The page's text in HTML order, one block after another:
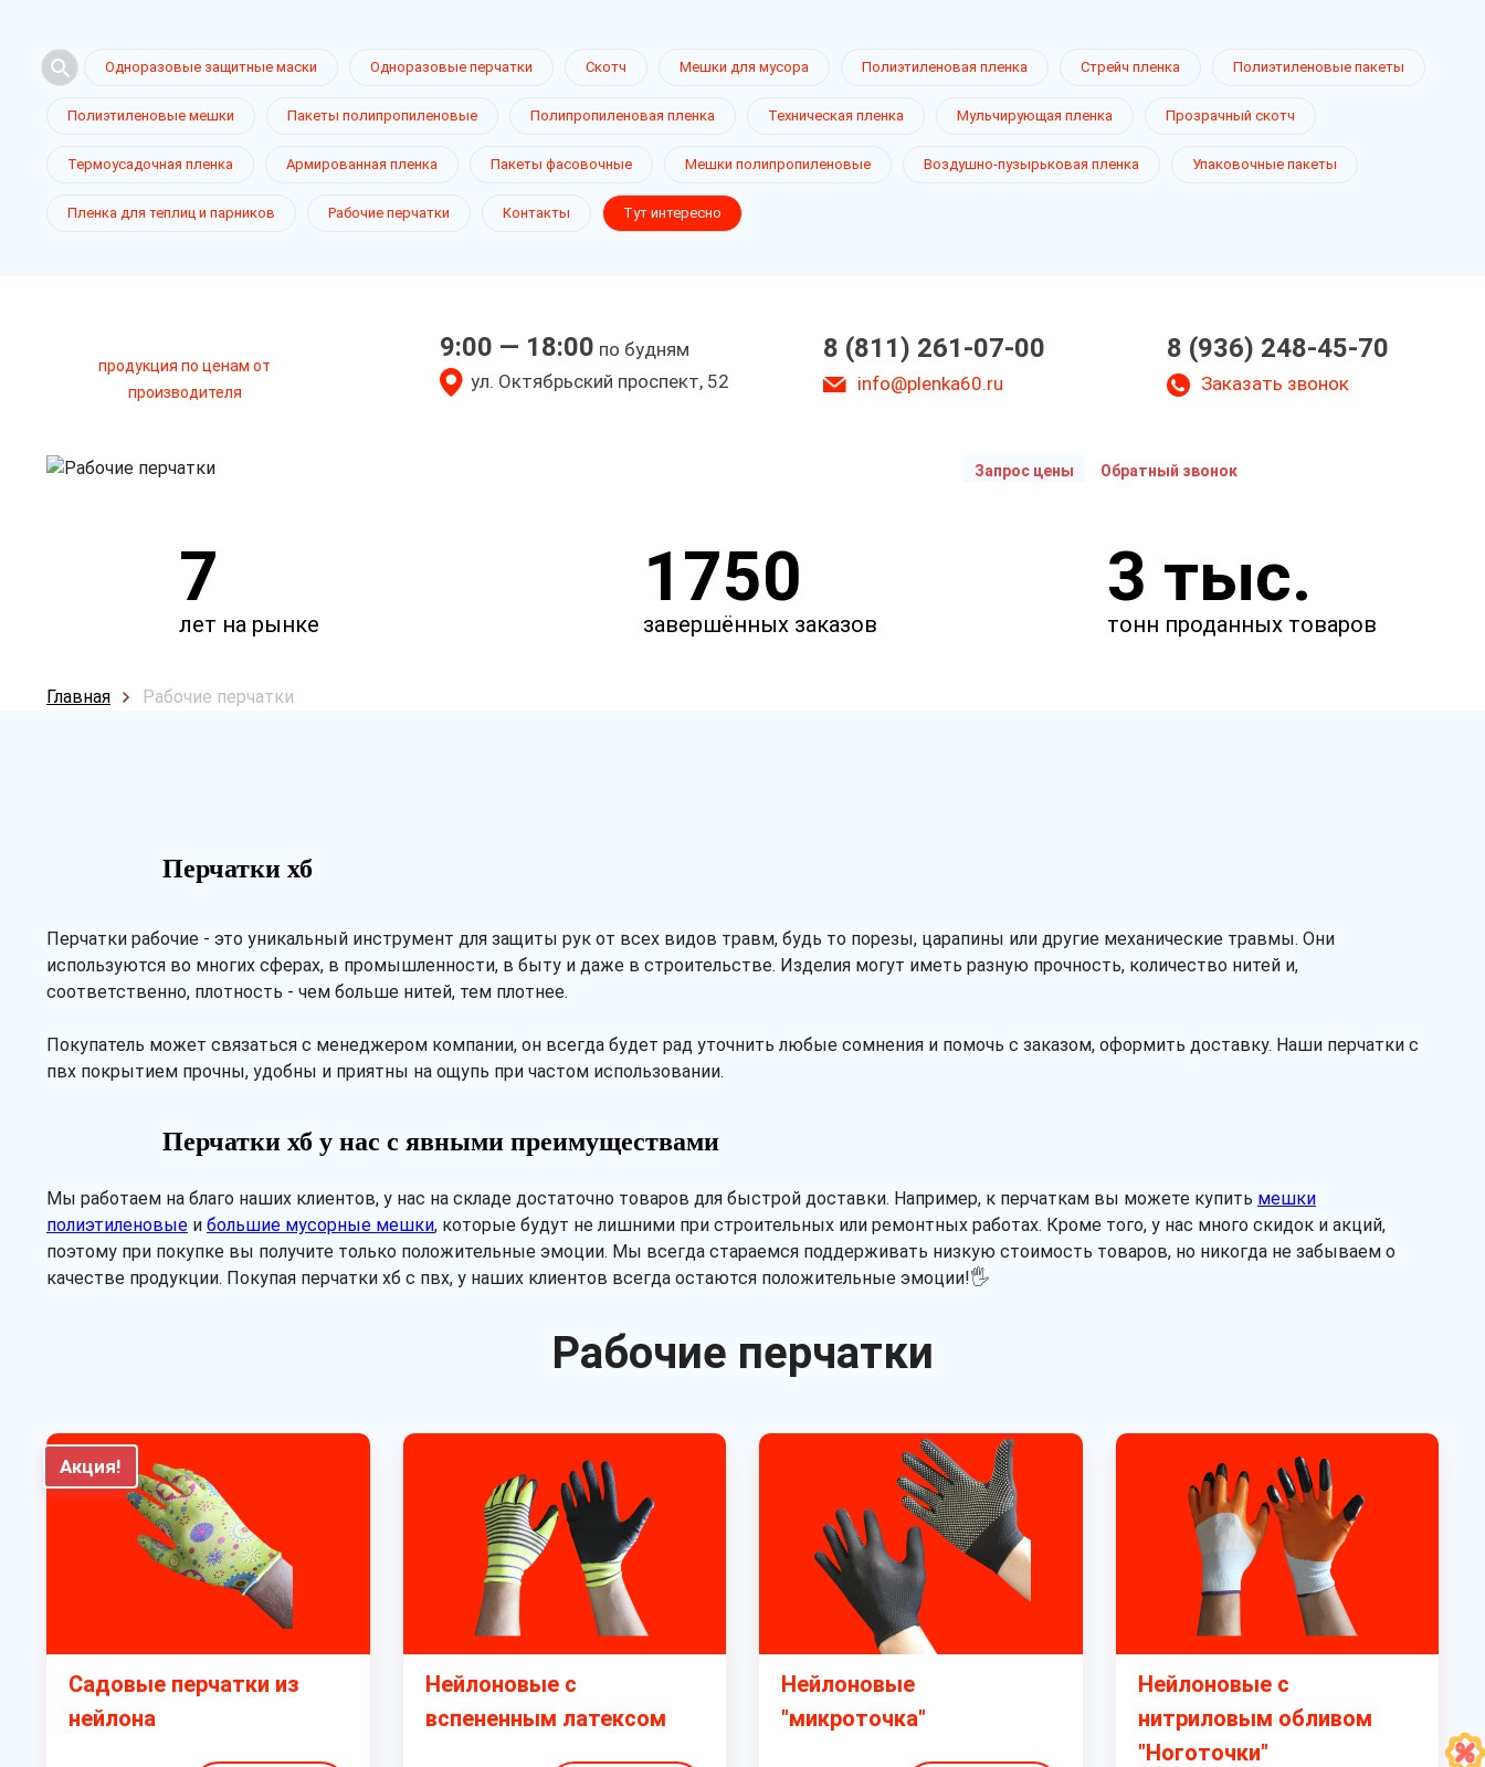
Одноразовые защитные маски Одноразовые перчатки Скотч Мешки для мусора Полиэтиленовая пленка Стрейч пленка Полиэтиленовые пакеты
Полиэтиленовые мешки Пакеты полипропиленовые Полипропиленовая пленка Техническая пленка Мульчирующая пленка Прозрачный скотч
Термоусадочная пленка Армированная пленка Пакеты фасовочные Мешки полипропиленовые Воздушно-пузырьковая пленка Упаковочные пакеты
Пленка для теплиц и парников Рабочие перчатки Контакты Тут интересно
продукция по ценам от
производителя
9:00 — 18:00 по будням
ул. Октябрьский проспект, 52
8 (811) 261-07-00
info@plenka60.ru
8 (936) 248-45-70
Заказать звонок
Рабочие перчатки
только приятные цены
Запрос цены Обратный звонок
Укажите параметры
Чтобы мы смогли рассчитать
стоимость товаров.
ПВХ нанесение
Рассчитать
7
лет на рынке
1750
завершённых заказов
3 тыс.
тонн проданных товаров
Главная Рабочие перчатки
Перчатки хб
Перчатки рабочие - это уникальный инструмент для защиты рук от всех видов травм, будь то порезы, царапины или другие механические травмы. Они
используются во многих сферах, в промышленности, в быту и даже в строительстве. Изделия могут иметь разную прочность, количество нитей и,
соответственно, плотность - чем больше нитей, тем плотнее.
Покупатель может связаться с менеджером компании, он всегда будет рад уточнить любые сомнения и помочь с заказом, оформить доставку. Наши перчатки с
пвх покрытием прочны, удобны и приятны на ощупь при частом использовании.
Перчатки хб у нас с явными преимуществами
Мы работаем на благо наших клиентов, у нас на складе достаточно товаров для быстрой доставки. Например, к перчаткам вы можете купить мешки
полиэтиленовые и большие мусорные мешки, которые будут не лишними при строительных или ремонтных работах. Кроме того, у нас много скидок и акций,
поэтому при покупке вы получите только положительные эмоции. Мы всегда стараемся поддерживать низкую стоимость товаров, но никогда не забываем о
качестве продукции. Покупая перчатки хб с пвх, у наших клиентов всегда остаются положительные эмоции!🖐
Рабочие перчатки
Акция!
Садовые перчатки из
нейлона
Нейлоновые с
вспененным латексом
Нейлоновые
"микроточка"
Нейлоновые с
нитриловым обливом
"Ноготочки"